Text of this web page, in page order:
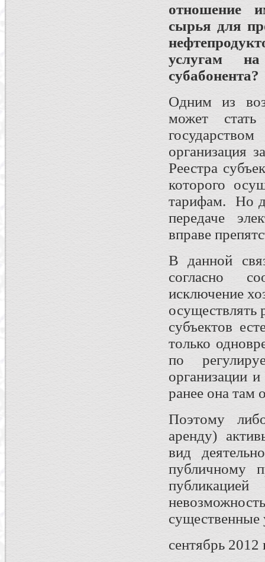
отношение
сырья для
услугам на
субабонента?
Одним из
может
организация
Реестра
которого
тарифам. Но
передаче
вправе
В данной
согласно
исключение
осуществлять
субъектов
только
по
организации
ранее она там
Поэтому
аренду)
вид
публичному
существенные
сентябрь 2012